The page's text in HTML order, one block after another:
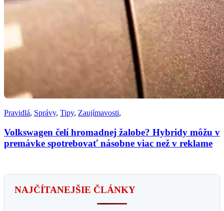
Pravidlá, Správy, Tipy, Zaujímavosti,
Volkswagen čelí hromadnej žalobe? Hybridy môžu v
premávke spotrebovať násobne viac než v reklame
NAJČÍTANEJŠIE ČLÁNKY